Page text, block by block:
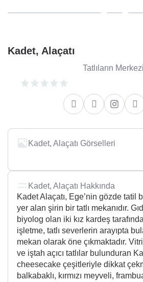
Kadet, Alaçatı
Tatlıların
Kadet, Alaçatı Görselleri
Kadet, Alaçatı Hakkında
Kadet Alaçatı, Ege’nin gözde tatil
yer alan şirin bir tatlı mekanıdır.
biyolog olan iki kız kardeş
işletme, tatlı severlerin arayıpta
mekan olarak öne çıkmaktadır.
ve iştah açıcı tatlılar bulunduran
cheesecake çeşitleriyle dikkat
balkabaklı, kırmızı meyveli,